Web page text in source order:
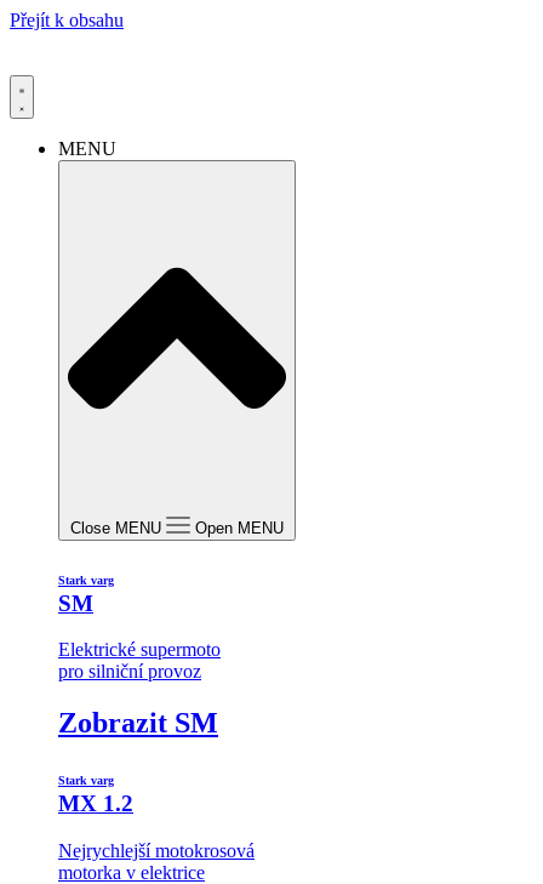
Přejít k obsahu
MENU
Close MENU Open MENU
Stark varg
SM
Elektrické supermoto
pro silniční provoz
Zobrazit SM
Stark varg
MX 1.2
Nejrychlejší motokrosová
motorka v elektrice